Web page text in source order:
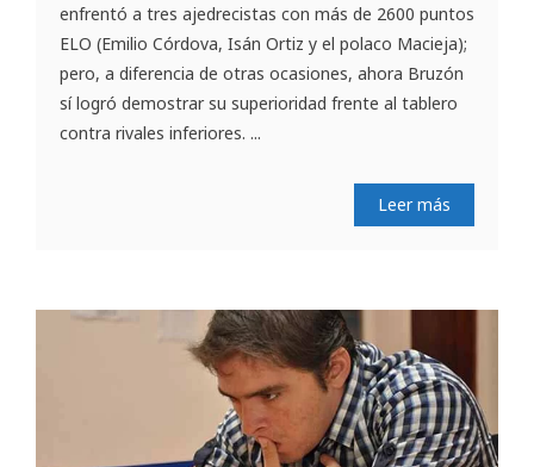
enfrentó a tres ajedrecistas con más de 2600 puntos
ELO (Emilio Córdova, Isán Ortiz y el polaco Macieja);
pero, a diferencia de otras ocasiones, ahora Bruzón
sí logró demostrar su superioridad frente al tablero
contra rivales inferiores. ...
Leer más